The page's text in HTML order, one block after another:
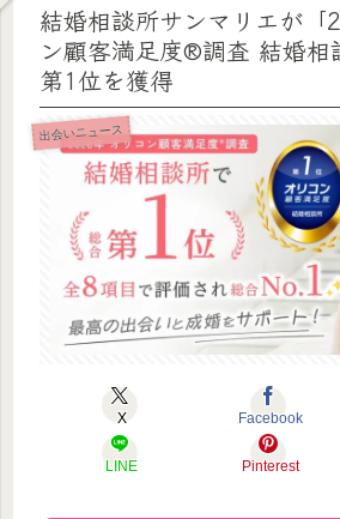
結婚相談所サンマリエが「
ン顧客満足度®調査 結婚相
第1位を獲得
出会いニュース
X Facebook
LINE Pinterest